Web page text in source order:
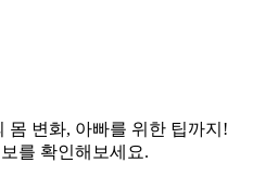
몸 변화, 아빠를 위한 팁까지!
를 확인해보세요.